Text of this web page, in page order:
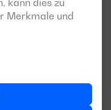
Merkmale und
Biofarma in